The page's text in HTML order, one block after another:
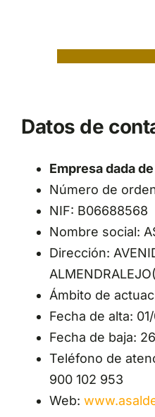
Datos de
Empresa dada
Número de
NIF: B06688568
Nombre social:
Dirección:
Ámbito de
Fecha de alta:
Fecha de baja:
Teléfono de
900 102 953
Web: